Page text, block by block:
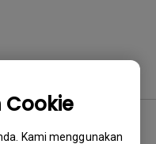
Kami menggunakan